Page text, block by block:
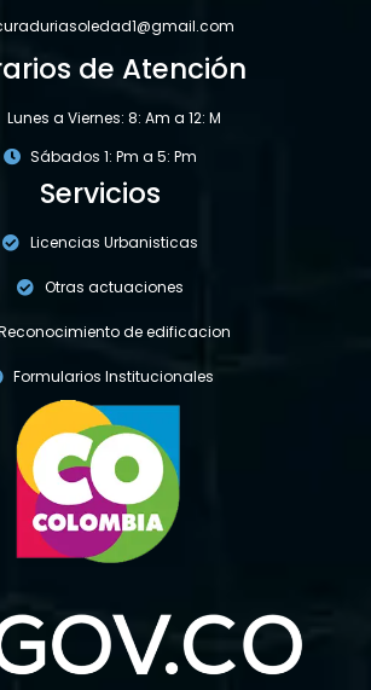
de Atención
Lunes a Viernes: 8: Am a 12: M
Sábados 1: Pm a 5: Pm
Servicios
Licencias Urbanisticas
Otras actuaciones
de edificacion
Formularios Institucionales